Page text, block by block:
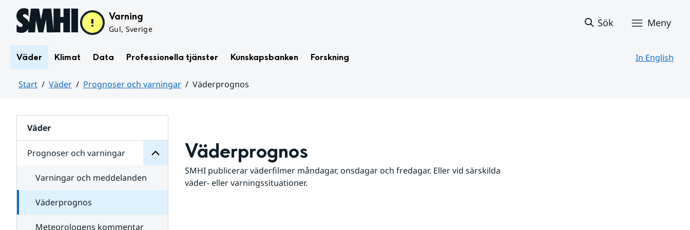
Hoppa till sidans innehåll Varning
Gul, Sverige
Sök Meny
Väder Klimat Data Professionella tjänster Kunskapsbanken Forskning In English
Start Väder Prognoser och varningar
Väderprognos
Väder
Prognoser och varningar
för
varningar
Varningar och meddelanden
Väderprognos
Meteorologens kommentar
Väderprognos
SMHI publicerar väderfilmer måndagar, onsdagar och fredagar. Eller vid särskilda
väder- eller varningssituationer.